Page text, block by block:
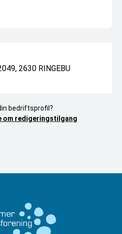
2630 RINGEBU
bedriftsprofil?
om redigeringstilgang